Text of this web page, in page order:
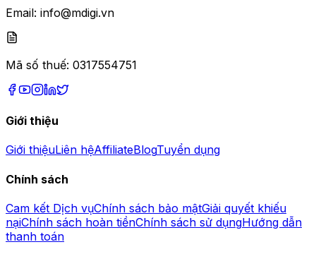
Email: info@mdigi.vn
Mã số thuế: 0317554751
Giới thiệu
Giới thiệuLiên hệAffiliateBlogTuyển dụng
Chính sách
Cam kết Dịch vụChính sách bảo mậtGiải quyết khiếu
nạiChính sách hoàn tiềnChính sách sử dụngHướng dẫn
thanh toán